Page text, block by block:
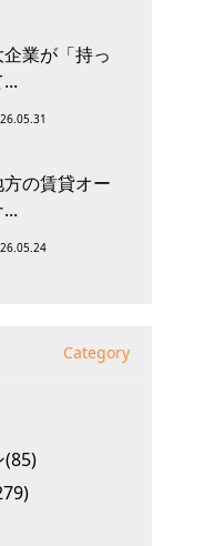
企業が「持っ
方の賃貸オー
Category
(85)